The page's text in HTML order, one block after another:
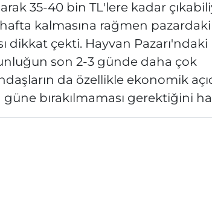
35-40 bin TL'lere kadar
kalmasına rağmen pazardaki
dikkat çekti. Hayvan Pazarı'ndaki
son 2-3 günde daha çok
da özellikle ekonomik
bırakılmaması gerektiğini